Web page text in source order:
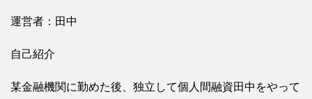
運営者：田中
自己紹介
某金融機関に勤めた後、独立して個人間融資田中をやって